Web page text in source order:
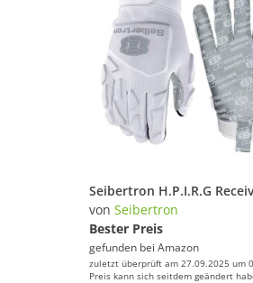
von Seibertron
Bester Preis
gefunden bei Amazon
zuletzt überprüft am 27.09.2025 um
Preis kann sich seitdem geändert